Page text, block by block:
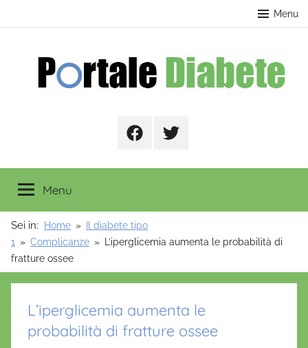
Menu
FacebookTwitter
Menu
Sei in: Home
Il diabete tipo
1
Complicanze
L’iperglicemia aumenta le probabilità di
fratture ossee
L’iperglicemia aumenta le
probabilità di fratture ossee